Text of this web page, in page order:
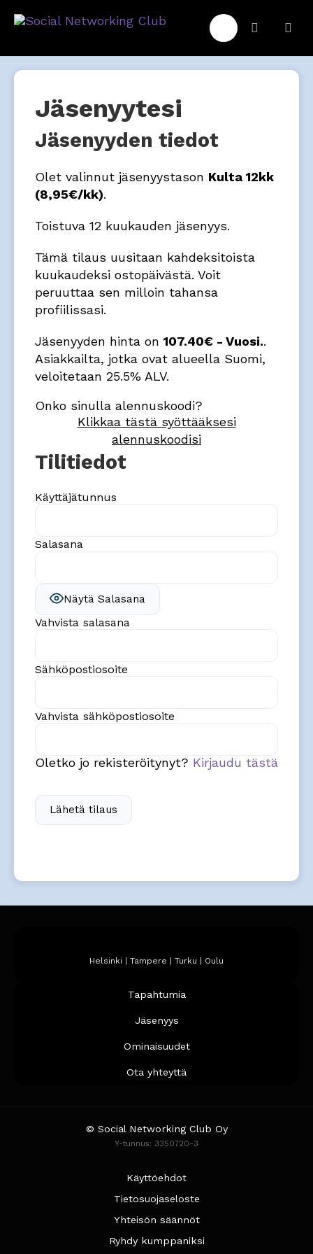
Jäsenyytesi
Jäsenyyden tiedot
Olet valinnut jäsenyystason Kulta 12kk
(8,95€/kk).
Toistuva 12 kuukauden jäsenyys.
Tämä tilaus uusitaan kahdeksitoista
kuukaudeksi ostopäivästä. Voit
peruuttaa sen milloin tahansa
profiilissasi.
Jäsenyyden hinta on 107.40€ - Vuosi..
Asiakkailta, jotka ovat alueella Suomi,
veloitetaan 25.5% ALV.
Onko sinulla alennuskoodi?
Klikkaa tästä syöttääksesi
alennuskoodisi
Tilitiedot
Käyttäjätunnus
Salasana
Näytä Salasana
Vahvista salasana
Sähköpostiosoite
Vahvista sähköpostiosoite
Oletko jo rekisteröitynyt? Kirjaudu tästä
Helsinki | Tampere | Turku | Oulu
Tapahtumia
Jäsenyys
Ominaisuudet
Ota yhteyttä
© Social Networking Club Oy
Y-tunnus: 3350720-3
Käyttöehdot
Tietosuojaseloste
Yhteisön säännöt
Ryhdy kumppaniksi